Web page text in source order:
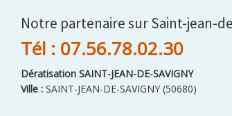
Notre partenaire sur Saint-jean-
Tél : 07.56.78.02.30
Dératisation SAINT-JEAN-DE-SAVIGNY
Ville : SAINT-JEAN-DE-SAVIGNY (50680)